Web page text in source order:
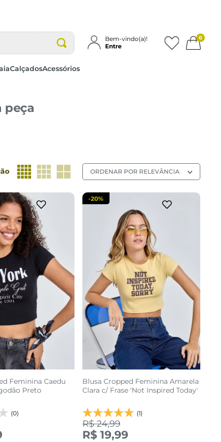
Bem-vindo(a)!
Entre
0
CalçadosAcessórios
peça
ORDENAR POR RELEVÂNCIA
Feminina Caedu
Preto
(0)
Blusa Cropped Feminina Amarela
Clara c/ Frase 'Not Inspired Today'
(1)
-20%
R$ 24,99
R$ 19,99